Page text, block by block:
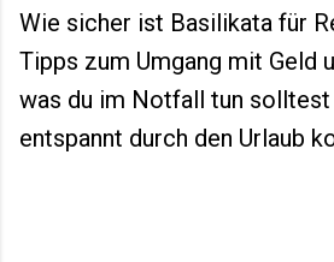
Wie sicher ist Basilikata für
Tipps zum Umgang mit Geld
was du im Notfall tun
entspannt durch den Urlaub